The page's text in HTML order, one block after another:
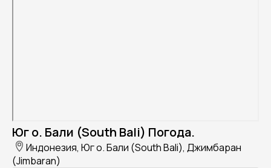
Юг о. Бали (South Bali) Погода.
Индонезия, Юг о. Бали (South Bali), Джимбаран
(Jimbaran)